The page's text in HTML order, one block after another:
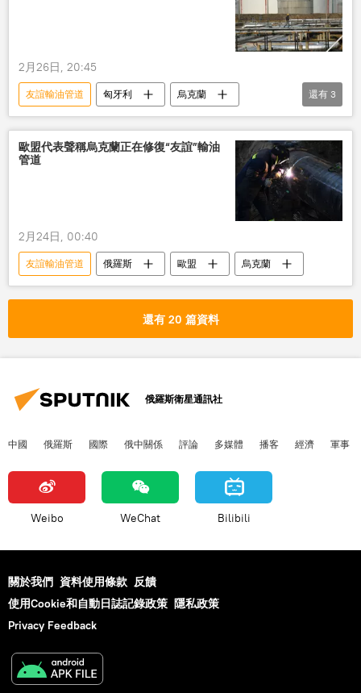
2月26日, 20:45
友誼輸油管道 匈牙利
烏克蘭
歐盟
俄羅斯
國際
國際關係
還有 3
歐盟代表聲稱烏克蘭正在修復“友誼”輸油
管道
2月24日, 00:40
友誼輸油管道 俄羅斯 歐盟 烏克蘭
還有 20 篇資料
俄羅斯衛星通訊社
中國 俄羅斯 國際 俄中關係 評論 多媒體 播客 經濟 軍事
Weibo WeChat Bilibili
關於我們 資料使用條款 反饋
使用Cookie和自動日誌記錄政策 隱私政策
Privacy Feedback